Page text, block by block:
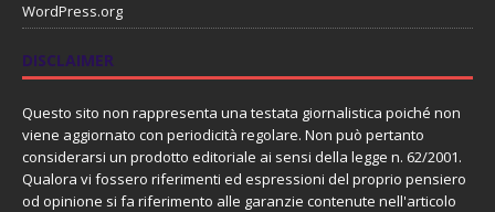
WordPress.org
DISCLAIMER
Questo sito non rappresenta una testata giornalistica poiché non
viene aggiornato con periodicità regolare. Non può pertanto
considerarsi un prodotto editoriale ai sensi della legge n. 62/2001.
Qualora vi fossero riferimenti ed espressioni del proprio pensiero
od opinione si fa riferimento alle garanzie contenute nell'articolo